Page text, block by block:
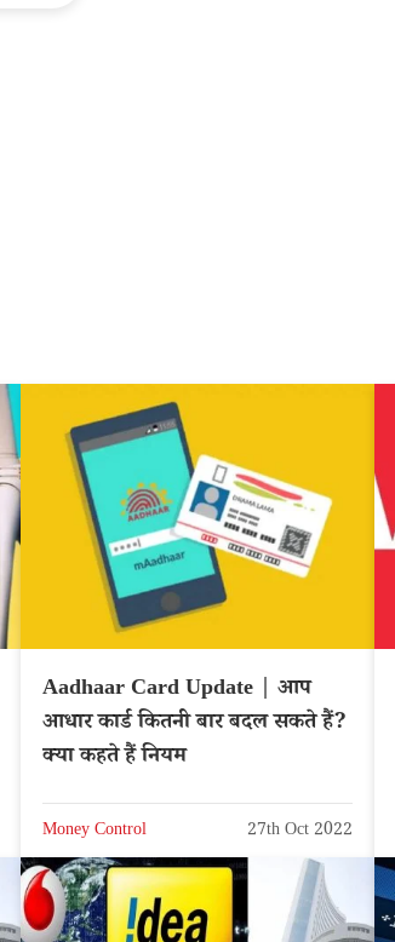
Aadhaar Card Update | आप
आधार कार्ड कितनी बार बदल सकते हैं?
क्या कहते हैं नियम
Money Control 27th Oct 2022